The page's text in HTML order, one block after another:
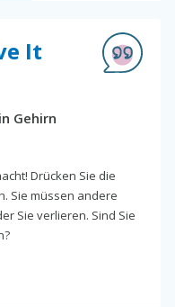
It
Gehirn
Drücken Sie die
Sie müssen andere
Sie verlieren. Sind Sie